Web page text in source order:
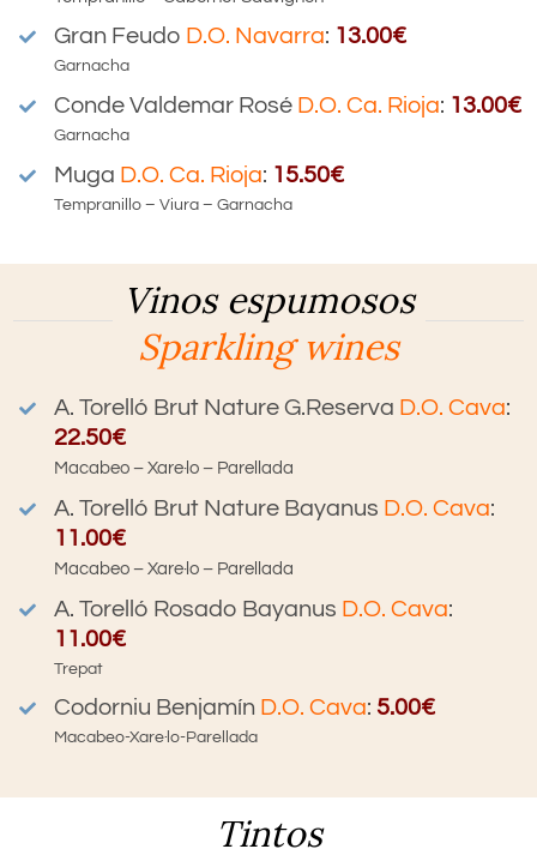
Gran Feudo D.O. Navarra: 13.00€
Garnacha
Conde Valdemar Rosé D.O. Ca. Rioja: 13.00€
Garnacha
Muga D.O. Ca. Rioja: 15.50€
Tempranillo – Viura – Garnacha
Vinos espumosos
Sparkling wines
A. Torelló Brut Nature G.Reserva D.O. Cava:
22.50€
Macabeo – Xare·lo – Parellada
A. Torelló Brut Nature Bayanus D.O. Cava:
11.00€
Macabeo – Xare·lo – Parellada
A. Torelló Rosado Bayanus D.O. Cava:
11.00€
Trepat
Codorniu Benjamín D.O. Cava: 5.00€
Macabeo-Xare·lo-Parellada
Tintos